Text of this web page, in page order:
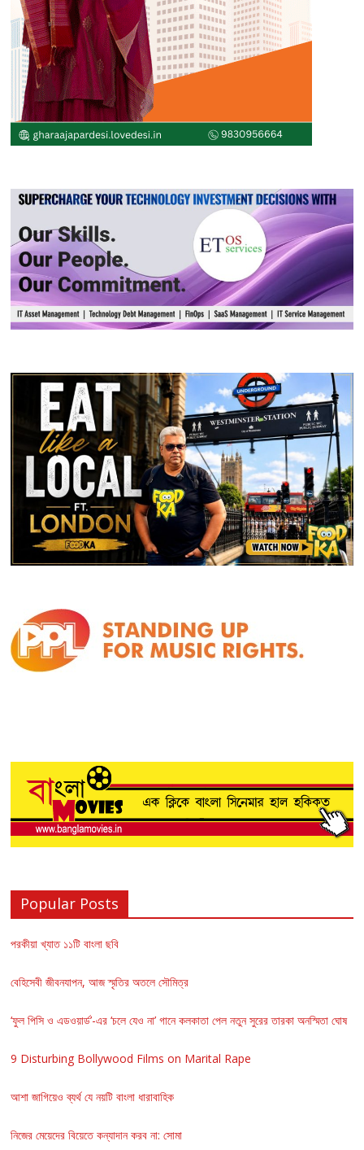
Popular Posts
পরকীয়া খ্যাত ১১টি বাংলা ছবি
বেহিসেবী জীবনযাপন, আজ স্মৃতির অতলে সৌমিত্র
‘ফুল পিসি ও এডওয়ার্ড’-এর ‘চলে যেও না’ গানে কলকাতা পেল নতুন সুরের তারকা অনস্মিতা ঘোষ
9 Disturbing Bollywood Films on Marital Rape
আশা জাগিয়েও ব্যর্থ যে নয়টি বাংলা ধারাবাহিক
নিজের মেয়েদের বিয়েতে কন্যাদান করব না: সোমা